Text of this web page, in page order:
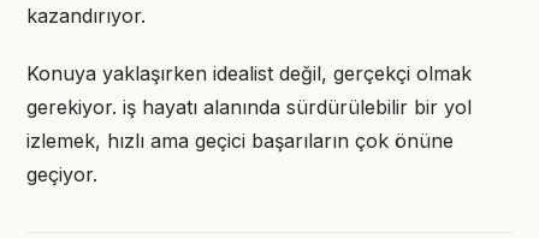
kazandırıyor.
Konuya yaklaşırken idealist değil, gerçekçi olmak
gerekiyor. iş hayatı alanında sürdürülebilir bir yol
izlemek, hızlı ama geçici başarıların çok önüne
geçiyor.